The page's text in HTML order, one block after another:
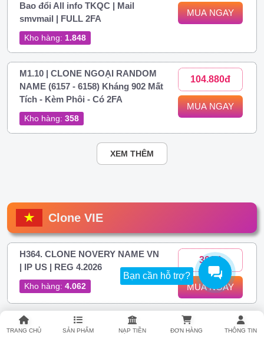
Bạn cần hỗ trợ?
TRANG CHỦ SẢN PHẨM NẠP TIỀN ĐƠN HÀNG THÔNG TIN
Bao đổi All info TKQC | Mail
smvmail | FULL 2FA
Kho hàng: 1.848
MUA NGAY
M1.10 | CLONE NGOẠI RANDOM
NAME (6157 - 6158) Kháng 902 Mất
Tích - Kèm Phôi - Có 2FA
Kho hàng: 358
104.880đ
MUA NGAY
XEM THÊM
Clone VIE
H364. CLONE NOVERY NAME VN
| IP US | REG 4.2026
Kho hàng: 4.062
306đ
MUA NGAY
H374. Clone Việt IP Việt Novery |
306đ